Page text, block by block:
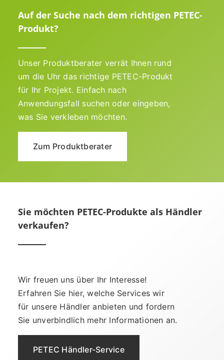
Auf der Suche nach dem richtigen PETEC-
Produkt?
Unser Produktberater verrät Ihnen rund
um die Uhr das richtige PETEC-Produkt
für Ihr Projekt. Einfach nach
Anwendungsfall suchen oder eingeben,
was Sie verkleben möchten.
Zum Produktberater
Sie möchten PETEC-Produkte als Händler
verkaufen?
Wir freuen uns über Ihr Interesse!
Erfahren Sie hier, welche Services wir
für unsere Händler anbieten und fordern
Sie unverbindlich mehr Informationen an.
PETEC Händler-Service